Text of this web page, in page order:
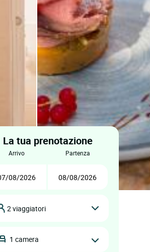
La tua prenotazione
arrivo partenza
2 viaggiatori
1 camera